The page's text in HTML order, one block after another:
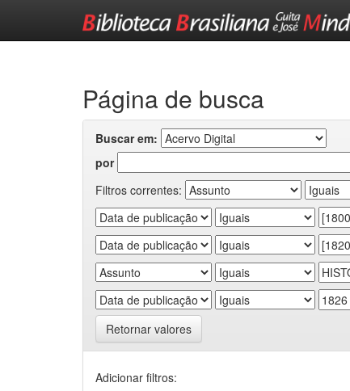
Página de busca
Buscar em:
por
Filtros correntes:
Retornar valores
Adicionar filtros: